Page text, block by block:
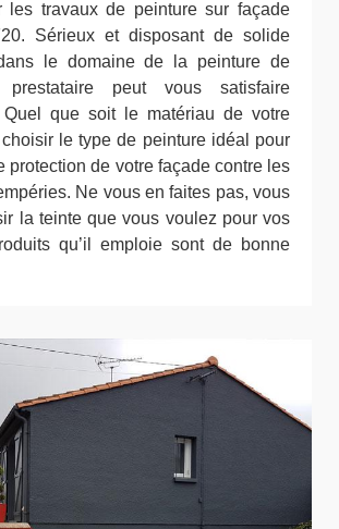
les travaux de peinture sur façade
Sérieux et disposant de solide
le domaine de la peinture de
peut vous satisfaire
Quel que soit le matériau de votre
le type de peinture idéal pour
protection de votre façade contre les
Ne vous en faites pas, vous
la teinte que vous voulez pour vos
qu’il emploie sont de bonne